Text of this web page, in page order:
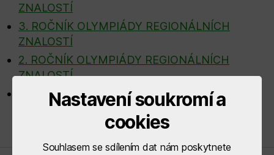
ZNALOSTÍ
3. ROČNÍK OLYMPIÁDY REGIONÁLNÍCH
ZNALOSTÍ
2. ROČNÍK OLYMPIÁDY REGIONÁLNÍCH
ZNALOSTÍ
1. ROČNÍK OLYMPIÁDY REGIONÁLNÍCH
ZNALOSTÍNastavení soukromí a
cookies
Souhlasem se sdílením dat nám poskytnete